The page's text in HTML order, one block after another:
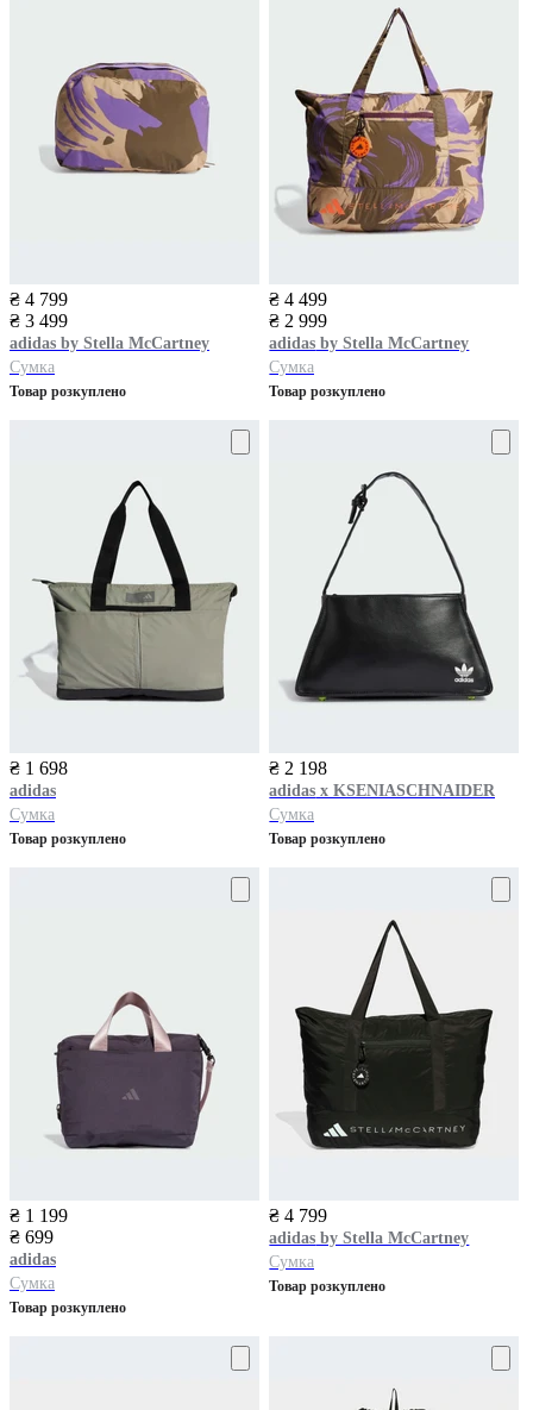
₴ 4 799
₴ 3 499
adidas by Stella McCartney
Сумка
Товар розкуплено
₴ 4 499
₴ 2 999
adidas by Stella McCartney
Сумка
Товар розкуплено
₴ 1 698
adidas
Сумка
Товар розкуплено
₴ 2 198
adidas x KSENIASCHNAIDER
Сумка
Товар розкуплено
₴ 1 199
₴ 699
adidas
Сумка
Товар розкуплено
₴ 4 799
adidas by Stella McCartney
Сумка
Товар розкуплено